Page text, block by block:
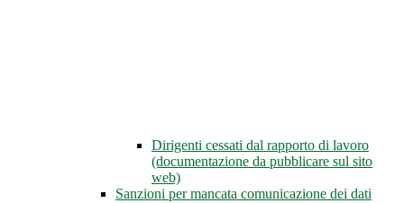
Dirigenti cessati dal rapporto di lavoro
(documentazione da pubblicare sul sito
web)
Sanzioni per mancata comunicazione dei dati